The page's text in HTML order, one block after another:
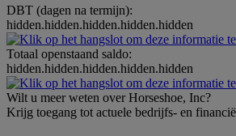
DBT (dagen na termijn):
hidden.hidden.hidden.hidden.hidden
Totaal openstaand saldo:
hidden.hidden.hidden.hidden.hidden
Wilt u meer weten over Horseshoe, Inc?
Krijg toegang tot actuele bedrijfs- en